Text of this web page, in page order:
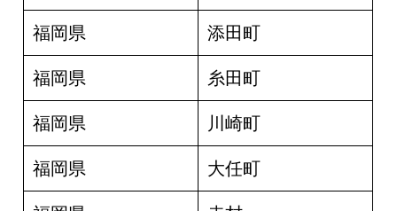
福岡県 添田町
福岡県 糸田町
福岡県 川崎町
福岡県 大任町